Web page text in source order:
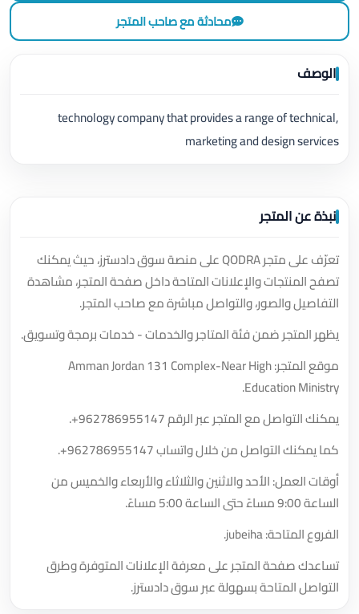
محادثة مع صاحب المتجر
الوصف
technology company that provides a range of technical,
marketing and design services
نبذة عن المتجر
تعرّف على متجر QODRA على منصة سوق دادسترز، حيث يمكنك
تصفح المنتجات والإعلانات المتاحة داخل صفحة المتجر، مشاهدة
التفاصيل والصور، والتواصل مباشرة مع صاحب المتجر.
يظهر المتجر ضمن فئة المتاجر والخدمات - خدمات برمجة وتسويق.
موقع المتجر: Amman Jordan 131 Complex-Near High
Education Ministry.
يمكنك التواصل مع المتجر عبر الرقم+962786955147
.
كما يمكنك التواصل من خلال واتساب+962786955147
.
أوقات العمل: الأحد والاثنين والثلاثاء والأربعاء والخميس من
الساعة 9:00 مساءً حتى الساعة 5:00 مساءً.
الفروع المتاحة: jubeiha.
تساعدك صفحة المتجر على معرفة الإعلانات المتوفرة وطرق
التواصل المتاحة بسهولة عبر سوق دادسترز.